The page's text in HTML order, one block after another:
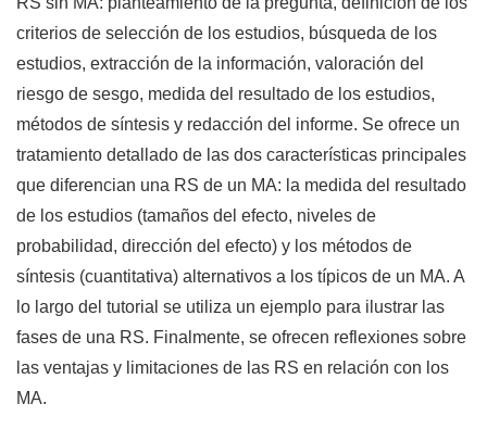
criterios de selección de los estudios, búsqueda de los
estudios, extracción de la información, valoración del
riesgo de sesgo, medida del resultado de los estudios,
métodos de síntesis y redacción del informe. Se ofrece un
tratamiento detallado de las dos características principales
que diferencian una RS de un MA: la medida del resultado
de los estudios (tamaños del efecto, niveles de
probabilidad, dirección del efecto) y los métodos de
síntesis (cuantitativa) alternativos a los típicos de un MA. A
lo largo del tutorial se utiliza un ejemplo para ilustrar las
fases de una RS. Finalmente, se ofrecen reflexiones sobre
las ventajas y limitaciones de las RS en relación con los
MA.